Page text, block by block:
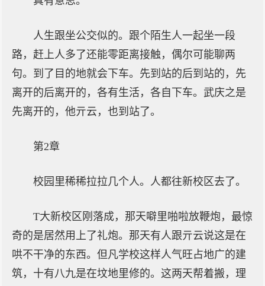
人生跟坐公交似的。跟个陌生人一起坐一段
路，赶上人多了还能零距离接触，偶尔可能聊两
句。到了目的地就会下车。先到站的后到站的，先
离开的后离开的，各有生活，各自下车。武庆之是
先离开的，他亓云，也到站了。
第2章
校园里稀稀拉拉几个人。人都往新校区去了。
T大新校区刚落成，那天噼里啪啦放鞭炮，最惊
奇的是居然用上了礼炮。那天有人跟亓云说这是在
哄不干净的东西。但凡学校这样人气旺占地广的建
筑，十有八九是在坟地里修的。这两天帮着搬，理